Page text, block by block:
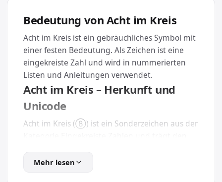
Bedeutung von Acht im Kreis
Acht im Kreis ist ein gebräuchliches Symbol mit
einer festen Bedeutung. Als Zeichen ist eine
eingekreiste Zahl und wird in nummerierten
Listen und Anleitungen verwendet.
Acht im Kreis – Herkunft und
Unicode
Acht im Kreis (⑧) ist ein Sonderzeichen aus der
offiziellen Unicode-Standards ist, wird es auf
Mehr lesen